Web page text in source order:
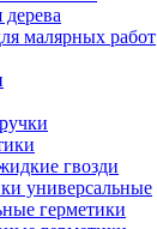
малярных работ
гвозди
универсальные
герметики